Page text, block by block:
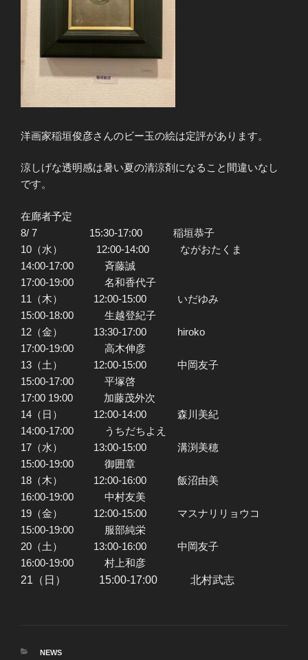
洋画家稲垣俊彦さんのビー玉の絵は定評があります。
涼しげな透明感は暑い夏の清涼剤になること間違いなし
です。
在廊者予定
8/ 7 15:30-17:00 稲垣恭子
10（水） 12:00-14:00 ながおたくま
14:00-17:00 斉藤誠
17:00-19:00 名和香代子
11（木） 12:00-15:00 いだゆみ
15:00-18:00 生越登紀子
12（金） 13:30-17:00 hiroko
17:00-19:00 高木伸彦
13（土） 12:00-15:00 中岡友子
15:00-17:00 平塚啓
17:00 19:00 加藤茂外次
14（日） 12:00-14:00 森川美紀
14:00-17:00 うちだちよえ
17（水） 13:00-15:00 溝渕美穂
15:00-19:00 御囲章
18（木） 12:00-16:00 飯沼由美
16:00-19:00 中村友美
19（金） 12:00-15:00 マスナリリョウコ
15:00-19:00 服部純栄
20（土） 13:00-16:00 中岡友子
16:00-19:00 村上和彦
21（日） 15:00-17:00 北村武志
カ
NEWS